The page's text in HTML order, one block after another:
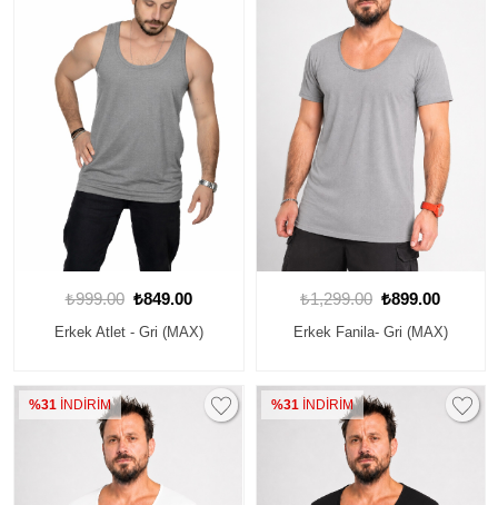
₺999.00 ₺849.00
Erkek Atlet - Gri (MAX)
₺1,299.00 ₺899.00
Erkek Fanila- Gri (MAX)
%31 İNDİRİM %31İNDİRİM